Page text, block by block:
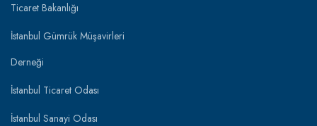
Ticaret Bakanlığı
İstanbul Gümrük Müşavirleri
Derneği
İstanbul Ticaret Odası
İstanbul Sanayi Odası